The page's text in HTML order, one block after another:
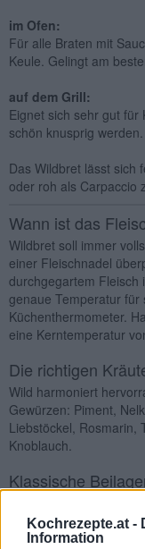
Kochrezepte.at -
Information
im Ofen:
Für alle Braten mit
Keule. Gelingt am
auf dem Grill:
Eignet sich sehr gut für
schön knusprig werden.
Das Wildbret lässt sich
oder roh als Carpaccio
Wann ist das
Wildbret soll immer
einer Fleischnadel
durchgegartem Fleisch
genaue Temperatur für
Küchenthermometer.
eine Kerntemperatur
Die richtigen
Wild harmoniert
Gewürzen: Piment,
Liebstöckel, Rosmarin,
Knoblauch.
Klassische
Fruchtbasis und eine
Preiselbeersauce